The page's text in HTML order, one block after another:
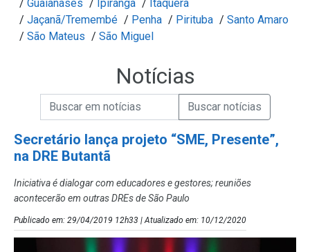
/ Guaianases / Ipiranga / Itaquera
/ Jaçanã/Tremembé / Penha / Pirituba / Santo Amaro
/ São Mateus / São Miguel
Notícias
Campo de Busca de Notícias
Campo de Busca de informaçõesEnviar a Busca de Notícias
Secretário lança projeto “SME, Presente”,
na DRE Butantã
Iniciativa é dialogar com educadores e gestores; reuniões
acontecerão em outras DREs de São Paulo
Publicado em: 29/04/2019 12h33 | Atualizado em: 10/12/2020